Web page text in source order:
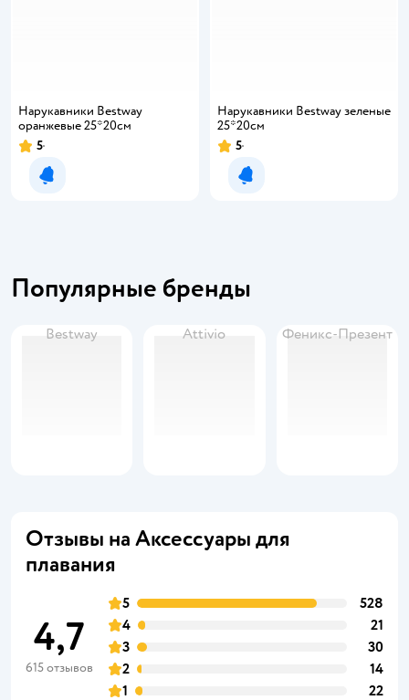
Нарукавники Bestway
оранжевые 25*20см
5
Уведомить о появлении
Нарукавники Bestway зеленые
25*20см
5
Уведомить о появлении
Популярные бренды
Bestway Attivio Феникс-Презент
Отзывы на Аксессуары для
плавания
4,7
615 отзывов
5
528
4
21
3
30
2
14
1
22